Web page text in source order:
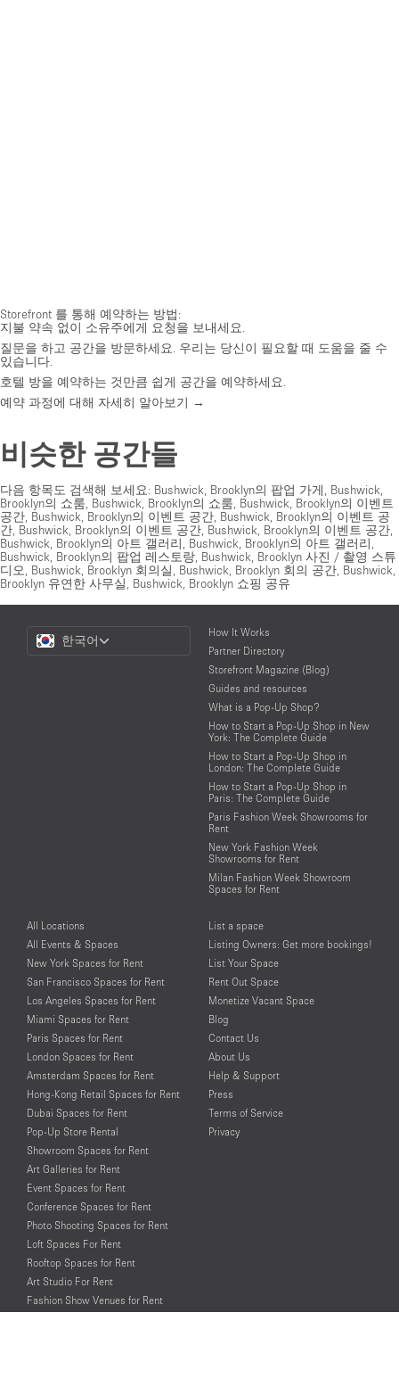
Storefront 를 통해 예약하는 방법:
지불 약속 없이 소유주에게 요청을 보내세요.
질문을 하고 공간을 방문하세요. 우리는 당신이 필요할 때 도움을 줄 수
있습니다.
호텔 방을 예약하는 것만큼 쉽게 공간을 예약하세요.
예약 과정에 대해 자세히 알아보기 →
비슷한 공간들
다음 항목도 검색해 보세요: Bushwick, Brooklyn의 팝업 가게
Bushwick,
Brooklyn의 쇼룸 Bushwick, Brooklyn의 쇼룸 Bushwick, Brooklyn의 이벤트
공간 Bushwick, Brooklyn의 이벤트 공간 Bushwick, Brooklyn의 이벤트 공
간 Bushwick, Brooklyn의 이벤트 공간 Bushwick, Brooklyn의 이벤트 공간
Bushwick, Brooklyn의 아트 갤러리
Bushwick, Brooklyn의 아트 갤러리
Bushwick, Brooklyn의 팝업 레스토랑 Bushwick, Brooklyn 사진 / 촬영 스튜
디오
Bushwick, Brooklyn 회의실 Bushwick, Brooklyn 회의 공간 Bushwick,
Brooklyn 유연한 사무실
Bushwick, Brooklyn 쇼핑 공유
Choose
Language
한국어
How It Works
Partner Directory
Storefront Magazine (Blog)
Guides and resources
What is a Pop-Up Shop?
How to Start a Pop-Up Shop in New
York: The Complete Guide
How to Start a Pop-Up Shop in
London: The Complete Guide
How to Start a Pop-Up Shop in
Paris: The Complete Guide
Paris Fashion Week Showrooms for
Rent
New York Fashion Week
Showrooms for Rent
Milan Fashion Week Showroom
Spaces for Rent
All Locations
All Events & Spaces
New York Spaces for Rent
San Francisco Spaces for Rent
Los Angeles Spaces for Rent
Miami Spaces for Rent
Paris Spaces for Rent
London Spaces for Rent
Amsterdam Spaces for Rent
Hong-Kong Retail Spaces for Rent
Dubai Spaces for Rent
Pop-Up Store Rental
Showroom Spaces for Rent
Art Galleries for Rent
Event Spaces for Rent
Conference Spaces for Rent
Photo Shooting Spaces for Rent
Loft Spaces For Rent
Rooftop Spaces for Rent
Art Studio For Rent
Fashion Show Venues for Rent
List a space
Listing Owners: Get more bookings!
List Your Space
Rent Out Space
Monetize Vacant Space
Blog
Contact Us
About Us
Help & Support
Press
Terms of Service
Privacy